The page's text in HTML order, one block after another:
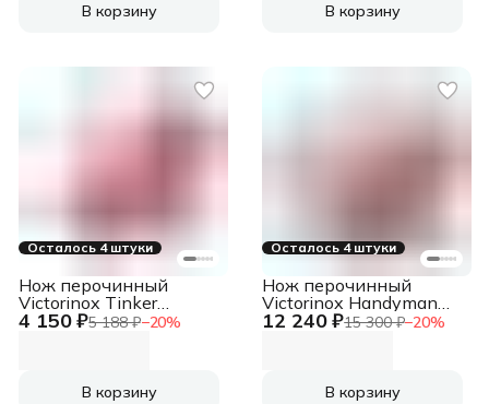
В корзину В корзину
Осталось 4 штуки
4 150 ₽5 188 ₽−20%
Нож перочинный
Victorinox Tinker
(1.4603) 91мм
В корзину
Осталось 4 штуки
12 240 ₽15 300 ₽−20%
Нож перочинный
Victorinox Handyman
(1.3773) 91мм
В корзину